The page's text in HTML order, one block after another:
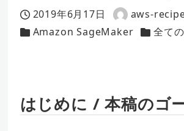
投稿日
2019年6月17日
著
者
aws-
カテゴリー
Amazon SageMaker
カテゴリ
全て
はじめに / 本稿のゴ